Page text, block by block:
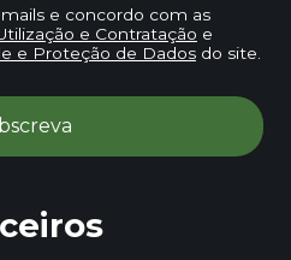
e concordo com as
e Contratação e
e Proteção de Dadosdo site.